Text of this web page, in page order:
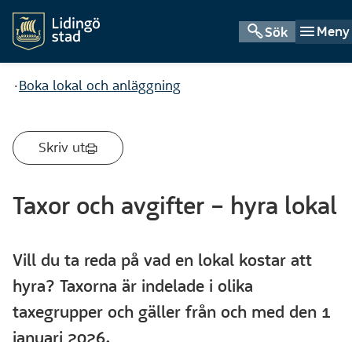
Sök Meny
Du är här:
Boka lokal och anläggning
Skriv ut
Taxor och avgifter – hyra lokal
Vill du ta reda på vad en lokal kostar att
hyra? Taxorna är indelade i olika
taxegrupper och gäller från och med den 1
januari 2026.